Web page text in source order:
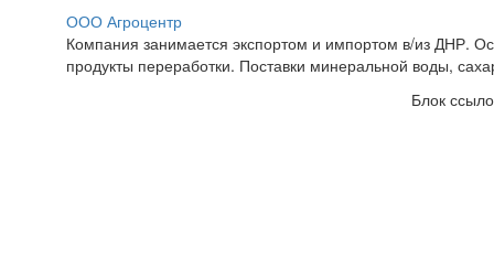
ООО Агроцентр
Компания занимается экспортом и импортом в/из ДНР.
продукты переработки. Поставки минеральной воды,
Блок